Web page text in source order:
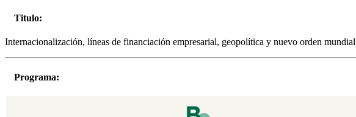
Titulo:
Internacionalización, líneas de financiación empresarial, geopolítica y nuevo orden mundial
Programa: